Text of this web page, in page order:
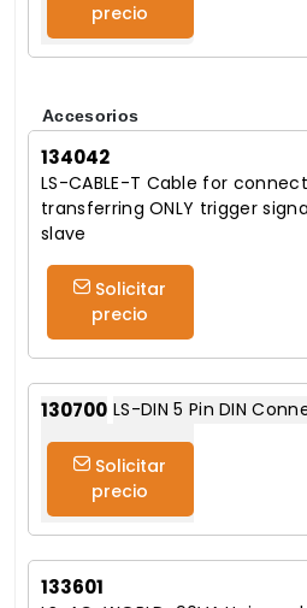
precio
Accesorios
134042
LS-CABLE-T Cable for
transferring ONLY trigger
slave
precio
130700 LS-DIN 5 Pin DIN
precio
133601